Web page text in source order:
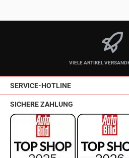
VIELE ARTIKEL
SERVICE-HOTLINE
SICHERE ZAHLUNG